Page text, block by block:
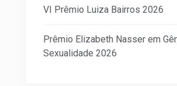
VI Prêmio Luiza Bairros 2026
Prêmio Elizabeth Nasser em
Sexualidade 2026